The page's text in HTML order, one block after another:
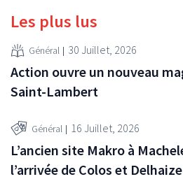
Les plus lus
Général 30 Juillet, 2026
Action ouvre un nouveau
Saint-Lambert
Général 16 Juillet, 2026
L’ancien site Makro à
l’arrivée de Colos et Delhaize